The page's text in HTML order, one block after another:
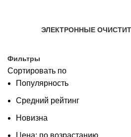
ЭЛЕКТРОННЫЕ
Фильтры
Сортировать по
Популярность
Средний рейтинг
Новизна
Цена: по возрастанию